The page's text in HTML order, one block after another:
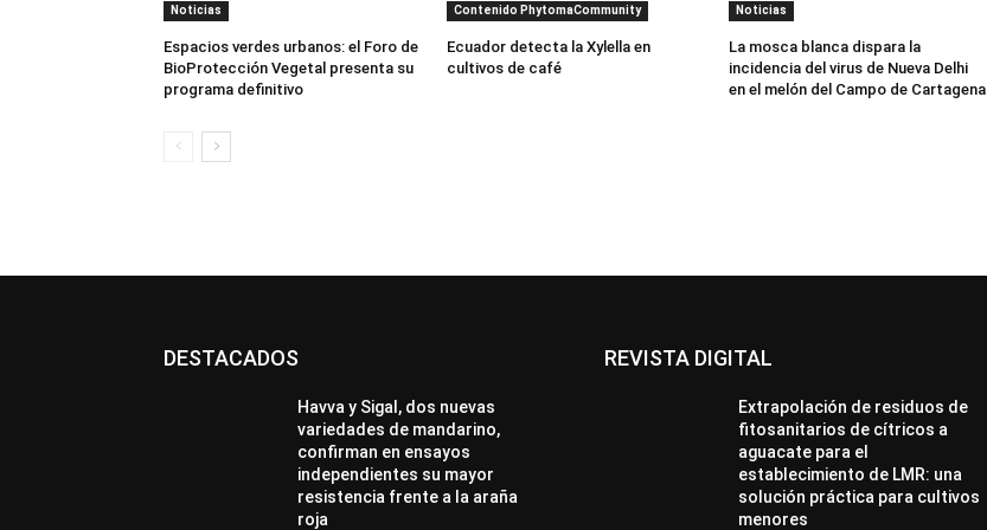
Noticias
Espacios verdes urbanos: el Foro de
BioProtección Vegetal presenta su
programa definitivo
Contenido PhytomaCommunity
Ecuador detecta la Xylella en
cultivos de café
Noticias
La mosca blanca dispara la
incidencia del virus de Nueva Delhi
en el melón del Campo de Cartagena
DESTACADOS
Havva y Sigal, dos nuevas
variedades de mandarino,
confirman en ensayos
independientes su mayor
resistencia frente a la araña
roja
REVISTA DIGITAL
Extrapolación de residuos de
fitosanitarios de cítricos a
aguacate para el
establecimiento de LMR: una
solución práctica para cultivos
menores